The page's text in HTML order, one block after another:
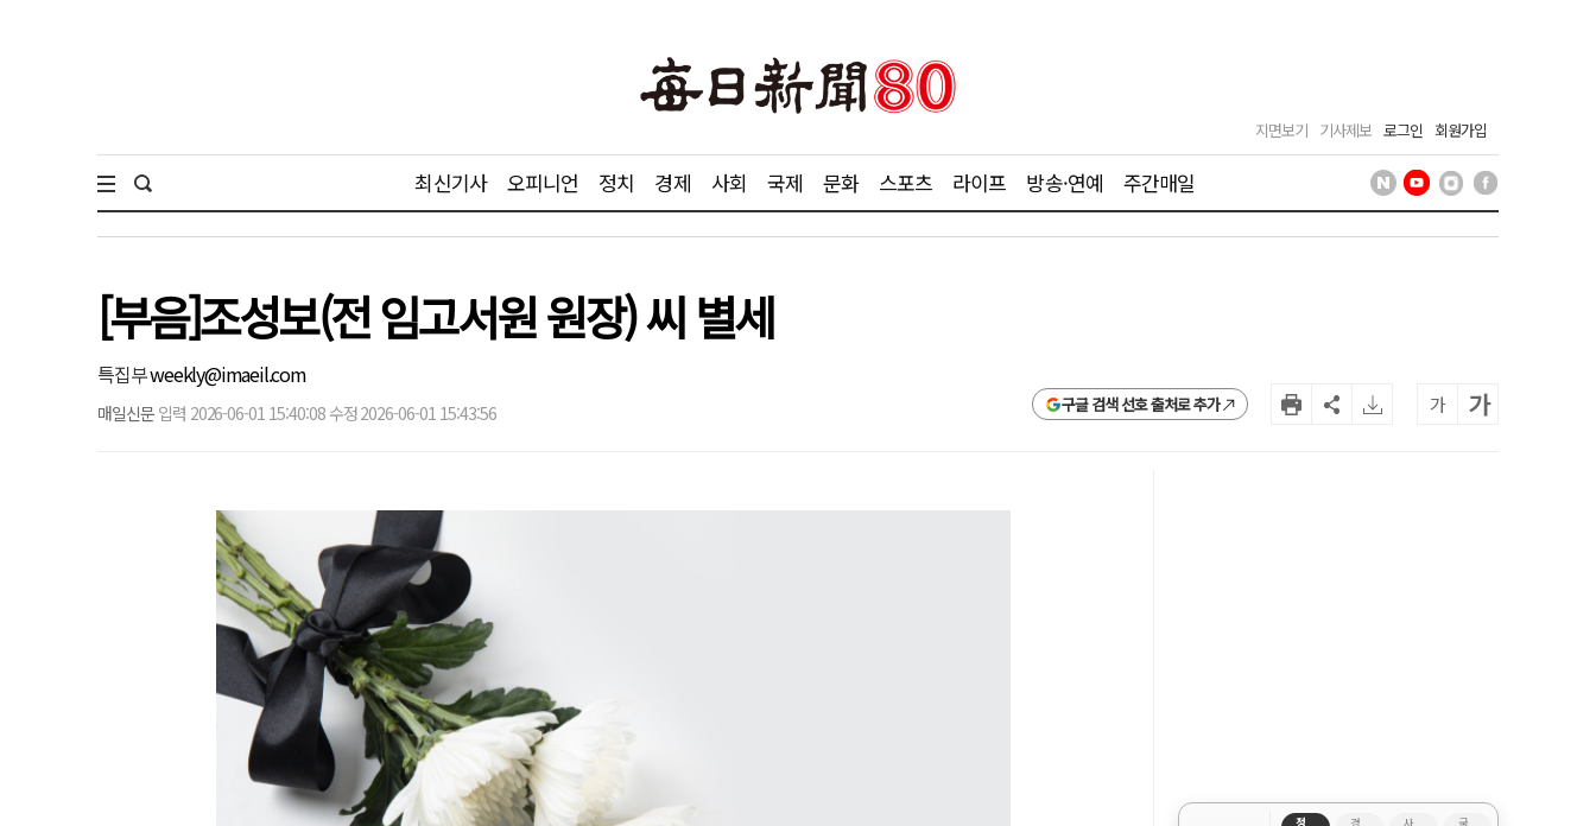
지면보기 기사제보 로그인 회원가입
최신기사 오피니언 정치 경제 사회 국제 문화 스포츠 라이프 방송·연예 주간매일
[부음]조성보(전 임고서원 원장) 씨 별세
특집부weekly@imaeil.com
매일신문 입력 2026-06-01 15:40:08 수정 2026-06-01 15:43:56 구글 검색 선호 출처로 추가 가 가
정 경 사 국